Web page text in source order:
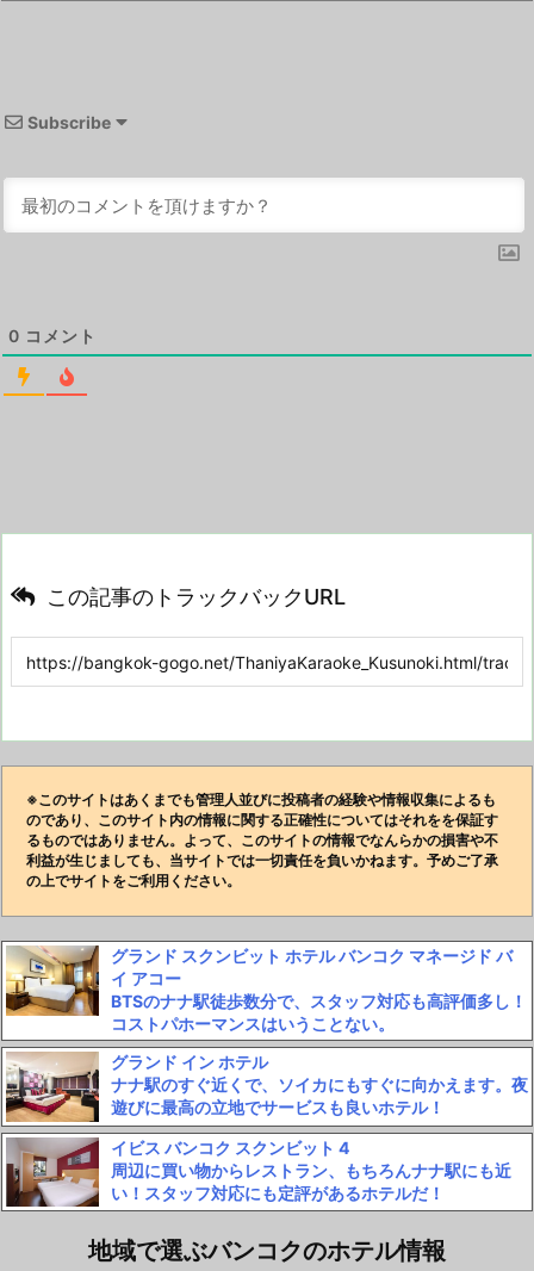
Subscribe
0 コメント
この記事のトラックバックURL
※このサイトはあくまでも管理人並びに投稿者の経験や情報収集によるも
のであり、このサイト内の情報に関する正確性についてはそれをを保証す
るものではありません。よって、このサイトの情報でなんらかの損害や不
利益が生じましても、当サイトでは一切責任を負いかねます。予めご了承
の上でサイトをご利用ください。
グランド スクンビット ホテル バンコク マネージド バ
イ アコー
BTSのナナ駅徒歩数分で、スタッフ対応も高評価多し！
コストパホーマンスはいうことない。
グランド イン ホテル
ナナ駅のすぐ近くで、ソイカにもすぐに向かえます。夜
遊びに最高の立地でサービスも良いホテル！
イビス バンコク スクンビット 4
周辺に買い物からレストラン、もちろんナナ駅にも近
い！スタッフ対応にも定評があるホテルだ！
地域で選ぶバンコクのホテル情報